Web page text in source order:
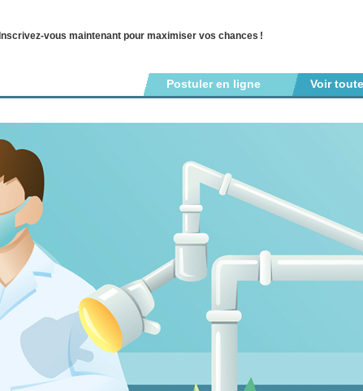
Inscrivez-vous maintenant pour maximiser vos chances !
Voir
Postuler en ligne